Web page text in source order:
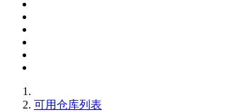
可用仓库列表